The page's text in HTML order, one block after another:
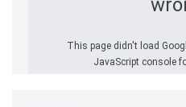
This page didn't load
JavaScript console